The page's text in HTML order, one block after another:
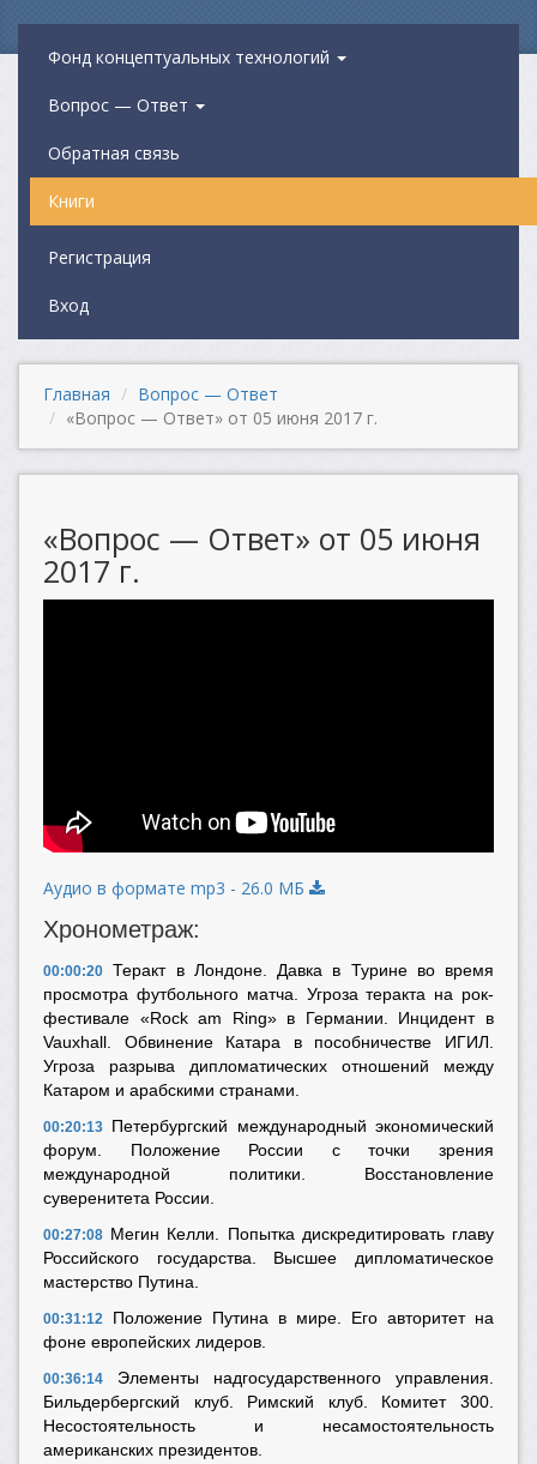
Фонд концептуальных технологий
Вопрос — Ответ
Обратная связь
Книги
Регистрация
Вход
Главная
Вопрос — Ответ
«Вопрос — Ответ» от 05 июня 2017 г.
«Вопрос — Ответ» от 05 июня
2017 г.
Аудио в формате mp3 - 26.0 МБ
Хронометраж:
00:00:20 Теракт в Лондоне. Давка в Турине во время
просмотра футбольного матча. Угроза теракта на рок-
фестивале «Rock am Ring» в Германии. Инцидент в
Vauxhall. Обвинение Катара в пособничестве ИГИЛ.
Угроза разрыва дипломатических отношений между
Катаром и арабскими странами.
00:20:13 Петербургский международный экономический
форум. Положение России с точки зрения
международной политики. Восстановление
суверенитета России.
00:27:08 Мегин Келли. Попытка дискредитировать главу
Российского государства. Высшее дипломатическое
мастерство Путина.
00:31:12
Положение Путина в мире. Его авторитет на
фоне европейских лидеров.
00:36:14
Элементы надгосударственного управления.
Бильдербергский клуб. Римский клуб. Комитет 300.
Несостоятельность и несамостоятельность
американских президентов.